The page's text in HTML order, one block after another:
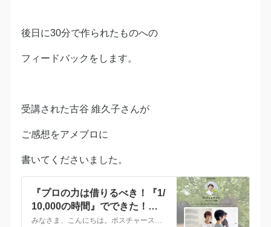
後日に30分で作られたものへの
フィードバックをします。
受講された古谷 維久子さんが
ご感想をアメブロに
書いてくださいました。
『プロの力は借りるべき！『1/
10,000の時間』でできた！リ
ットリンクの巻』
みなさま、こんにちは。ポスチャースタイリスト古谷維久子です。 昨日は午後から、》》》この時にもお世話になったビジネスオンライン化プロデューサーの山本さん（かず…